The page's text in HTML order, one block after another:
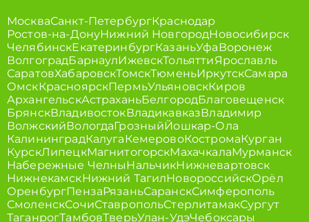
МоскваСанкт-ПетербургКраснодар
Ростов-на-ДонуНижний НовгородНовосибирск
ЧелябинскЕкатеринбургКазаньУфаВоронеж
ВолгоградБарнаулИжевскТольяттиЯрославль
СаратовХабаровскТомскТюменьИркутскСамара
ОмскКрасноярскПермьУльяновскКиров
АрхангельскАстраханьБелгородБлаговещенск
БрянскВладивостокВладикавказВладимир
ВолжскийВологдаГрозныйЙошкар-Ола
КалининградКалугаКемеровоКостромаКурган
КурскЛипецкМагнитогорскМахачкалаМурманск
Набережные ЧелныНальчикНижневартовск
НижнекамскНижний ТагилНовороссийскОрёл
ОренбургПензаРязаньСаранскСимферополь
СмоленскСочиСтавропольСтерлитамакСургут
ТаганрогТамбовТверьУлан-УдэЧебоксары